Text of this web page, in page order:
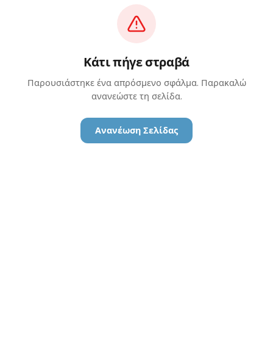
Κάτι πήγε στραβά
Παρουσιάστηκε ένα απρόσμενο σφάλμα. Παρακαλώ
ανανεώστε τη σελίδα.
Ανανέωση Σελίδας